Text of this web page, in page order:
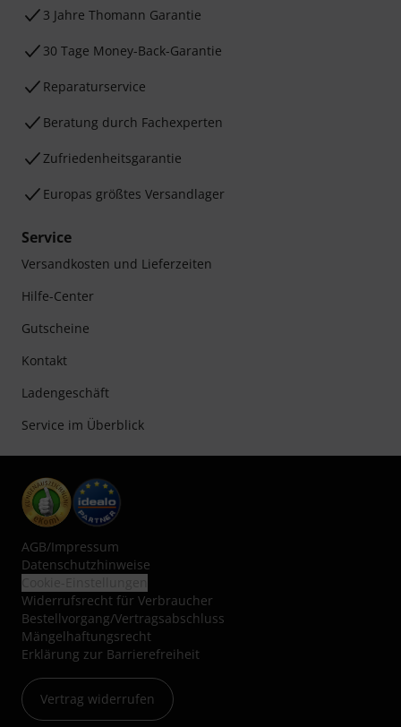
3 Jahre Thomann Garantie
30 Tage Money-Back-Garantie
Reparaturservice
Beratung durch Fachexperten
Zufriedenheitsgarantie
Europas größtes Versandlager
Service
Versandkosten und Lieferzeiten
Hilfe-Center
Gutscheine
Kontakt
Ladengeschäft
Service im Überblick
AGB/Impressum
Datenschutzhinweise
Widerrufsrecht für Verbraucher
Bestellvorgang/Vertragsabschluss
Mängelhaftungsrecht
Erklärung zur Barrierefreiheit
Vertrag widerrufen